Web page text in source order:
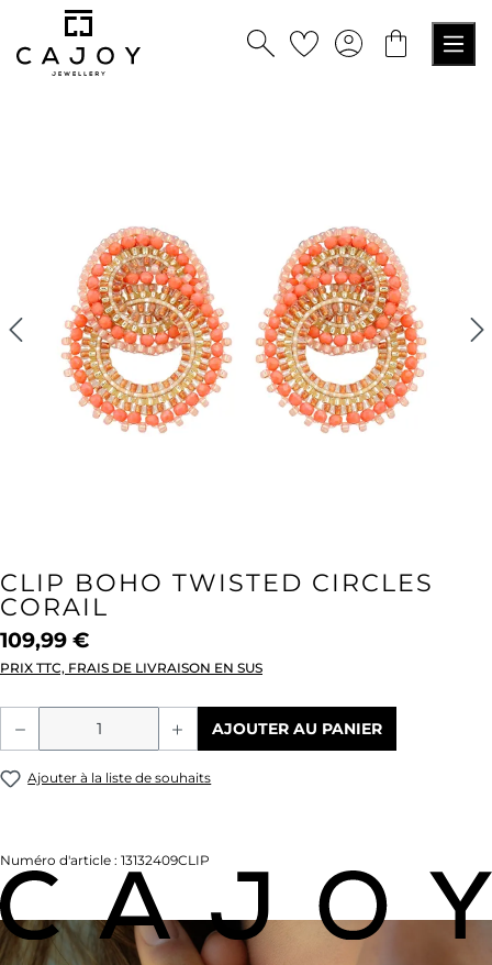
principal
CLIP BOHO TWISTED CIRCLES
CORAIL
109,99 €
PRIX TTC, FRAIS DE LIVRAISON EN SUS
Quantité de produit : Entrez la
AJOUTER AU PANIER
Ajouter à la liste de souhaits
Numéro d'article : 13132409CLIP